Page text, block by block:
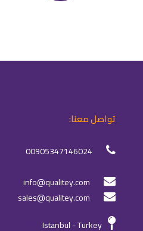
تواصل معنا:
00905347146024
info@qualitey.com
sales@qualitey.com
Istanbul - Turkey